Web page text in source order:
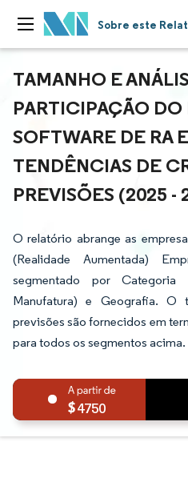
Sobre este
TAMANHO E
PARTICIPAÇÃO
SOFTWARE DE RA
TENDÊNCIAS DE
PREVISÕES (2025 -
O relatório abrange as
(Realidade Aumentada)
segmentado por Categoria
Manufatura) e Geografia. O
previsões são fornecidos em
para todos os segmentos acima.
4750